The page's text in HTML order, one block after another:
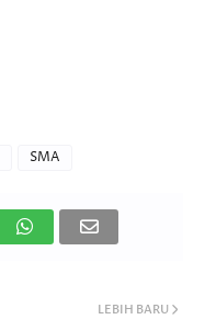
SMA
LEBIH BARU